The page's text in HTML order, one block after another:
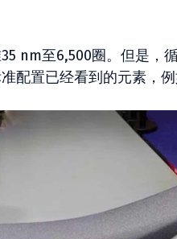
nm至6,500圈。但是，
配置已经看到的元素，例